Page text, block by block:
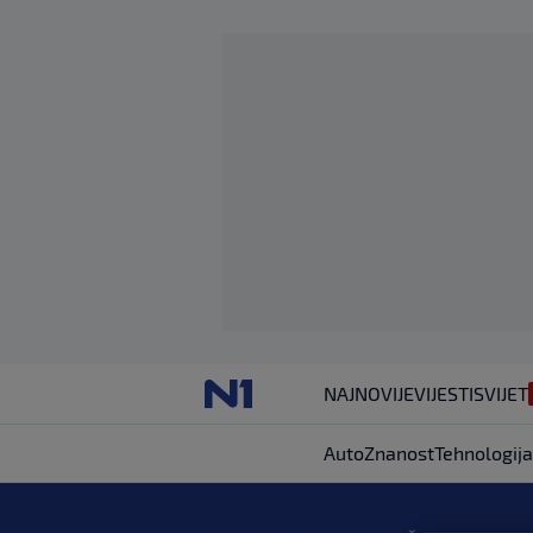
NAJNOVIJEVIJESTISVIJET
AutoZnanostTehnologija